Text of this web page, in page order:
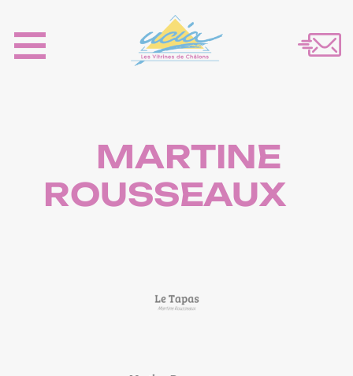
MARTINE
ROUSSEAUX